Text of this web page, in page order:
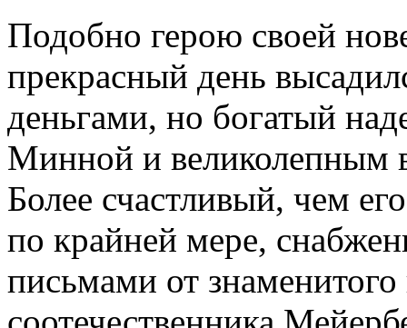
Подобно герою своей
прекрасный день
деньгами, но богатый
Минной и великолепным
Более счастливый, чем
по крайней мере,
письмами от